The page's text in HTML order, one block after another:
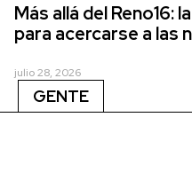
Más allá del Reno16:
para acercarse a las
julio 28, 2026
GENTE